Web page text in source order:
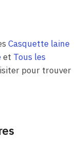
Casquette laine
et Tous les
pour trouver